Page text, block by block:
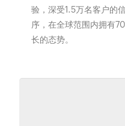
验，深受1.5万名客户的
序，在全球范围内拥有
长的态势。